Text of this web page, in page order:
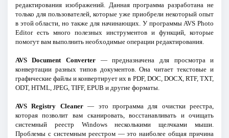
редактирования изображений. Данная программа разработана не
только для пользователей, которые уже приобрели некоторый опыт
в этой области, но также для начинающих. У программы AVS Photo
Editor есть много полезных инструментов и функций, которые
помогут вам выполнить необходимые операции редактирования.
AVS Document Converter — предназначена для просмотра и
конвертации разных типов документов. Она читает текстовые и
графические файлы и конвертирует их в PDF, DOC, DOCX, RTF, TXT,
ODT, HTML, JPEG, TIFF, EPUB и другие форматы.
AVS Registry Cleaner— это программа для очистки реестра,
которая позволит вам сканировать, восстанавливать и очищать
системный реестр Windows несколькими щелчками мыши.
Проблемы с системным реестром — это наиболее общая причина